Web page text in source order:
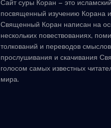
Сайт суры Коран – это
посвященный изучению Корана
Священный Коран написан на
нескольких повествованиях,
толкований и переводов
прослушивания и скачивания
голосом самых известных
мира.